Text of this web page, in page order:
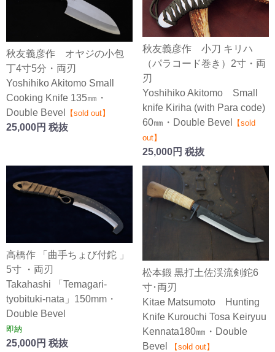
秋友義彦作 オヤジの小包
丁4寸5分・両刃
Yoshihiko Akitomo Small
Cooking Knife 135㎜・
Double Bevel
【sold out】
25,000円 税抜
秋友義彦作 小刀 キリハ
（パラコード巻き）2寸・両
刃
Yoshihiko Akitomo Small
knife Kiriha (with Para code)
60㎜・Double Bevel
【sold
out】
25,000円 税抜
高橋作 「曲手ちょび付鉈 」
5寸 ・両刃
Takahashi 「Temagari-
tyobituki-nata」150mm・
Double Bevel
即納
25,000円 税抜
松本鍛 黒打土佐渓流剣鉈6
寸･両刃
Kitae Matsumoto Hunting
Knife Kurouchi Tosa Keiryuu
Kennata180㎜・Double
Bevel
【sold out】